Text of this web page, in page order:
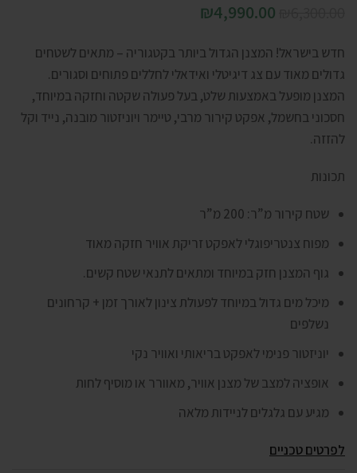
₪4,990.00
חדש בישראל! המצנן הגדול ביותר בקטגוריה – מתאים לשטחים
גדולים מאוד עם צג דיגיטלי ואידאלי לחללים פתוחים וסגורים.
המצנן מופעל באמצעות שלט, בעל פעולה שקטה וחזקה במיוחד,
חסכוני בחשמל, אפקט קירור מרבי, טיימר ויוניזטור מובנה, נייד וקל
להזזה.
תכונות
שטח קירור מ”ר: 200 מ”ר
מפוח צנטריפוגלי לאפקט זריקת אוויר חזקה מאוד
גוף המצנן חזק במיוחד ומתאים לתנאי שטח קשים.
מיכל מים גדול במיוחד לפעולת צינון לאורך זמן + קרחונים
נשלפים
יוניזטור פנימי לאפקט בריאותי ואוויר נקי
אופציה למצב של מצנן אוויר, מאוורר או מוסיף לחות
מגיע עם גלגלים לניידות מלאה
לפרטים טכניים